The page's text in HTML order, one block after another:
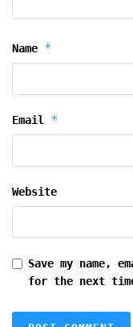
Name *
Email *
Website
Save my name,
for the next